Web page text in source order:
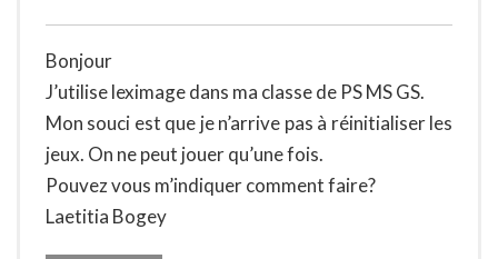
Bonjour
J’utilise leximage dans ma classe de PS MS GS.
Mon souci est que je n’arrive pas à réinitialiser les
jeux. On ne peut jouer qu’une fois.
Pouvez vous m’indiquer comment faire?
Laetitia Bogey